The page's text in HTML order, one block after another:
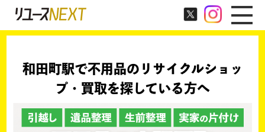
和田町駅で不用品のリサイクルショッ
プ・買取を探している方へ